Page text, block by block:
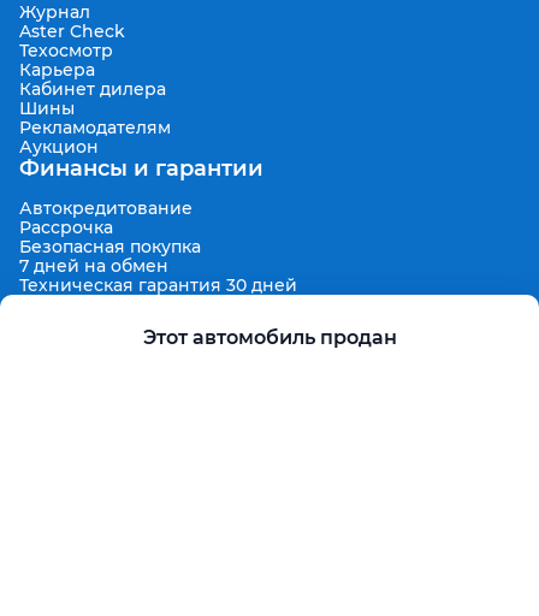
Этот автомобиль продан
Журнал
Aster Check
Техосмотр
Карьера
Кабинет дилера
Шины
Рекламодателям
Аукцион
Финансы и гарантии
Автокредитование
Рассрочка
Безопасная покупка
7 дней на обмен
Техническая гарантия 30 дней
Гарантированная цена выкупа